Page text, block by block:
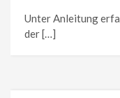
Unter Anleitung
der […]